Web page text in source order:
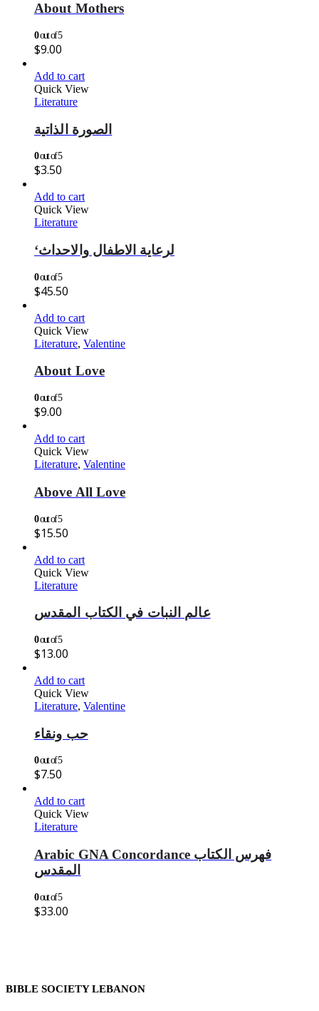
About Mothers
0out of 5
$9.00
Add to cart
Quick View
Literature
الصورة الذاتية
0out of 5
$3.50
Add to cart
Quick View
Literature
‘لرعاية الاطفال والاحداث
0out of 5
$45.50
Add to cart
Quick View
Literature, Valentine
About Love
0out of 5
$9.00
Add to cart
Quick View
Literature, Valentine
Above All Love
0out of 5
$15.50
Add to cart
Quick View
Literature
عالم النبات في الكتاب المقدس
0out of 5
$13.00
Add to cart
Quick View
Literature, Valentine
حب ونقاء
0out of 5
$7.50
Add to cart
Quick View
Literature
Arabic GNA Concordance فهرس الكتاب
المقدس
0out of 5
$33.00
BIBLE SOCIETY LEBANON